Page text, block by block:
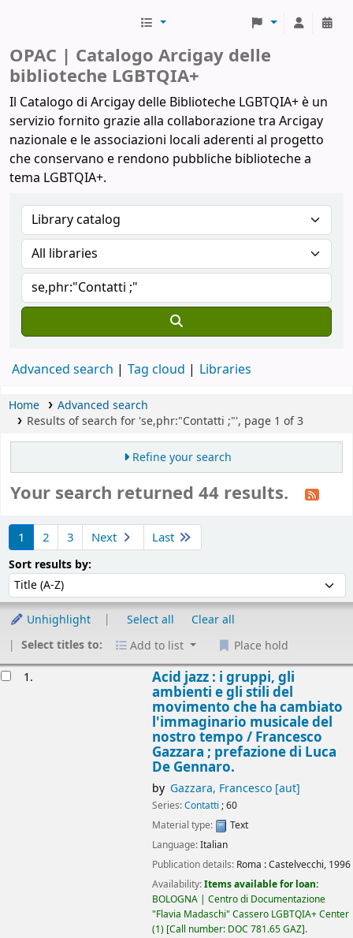
OPAC | Catalogo Arcigay delle
biblioteche LGBTQIA+
Il Catalogo di Arcigay delle Biblioteche LGBTQIA+ è un
servizio fornito grazie alla collaborazione tra Arcigay
nazionale e le associazioni locali aderenti al progetto
che conservano e rendono pubbliche biblioteche a
tema LGBTQIA+.
Advanced search Tag cloud Libraries
Home
Advanced search
Results of search for 'se,phr:"Contatti ;"', page 1 of 3
Refine your search
Your search returned 44 results.
1 2 3 Next Last
Sort results by:
Unhighlight Select all
Clear all
Select titles to:
Add to list Place hold
1. Acid jazz : i gruppi, gli
ambienti e gli stili del
movimento che ha cambiato
l'immaginario musicale del
nostro tempo / Francesco
Gazzara ; prefazione di Luca
De Gennaro.
by Gazzara, Francesco[aut]
Series:Contatti ; 60
Material type:
Text
Language:Italian
Publication details: Roma :Castelvecchi, 1996
Availability:Items available for loan:
BOLOGNA | Centro di Documentazione
"Flavia Madaschi" Cassero LGBTQIA+ Center
(1) Call number: DOC 781.65 GAZ .